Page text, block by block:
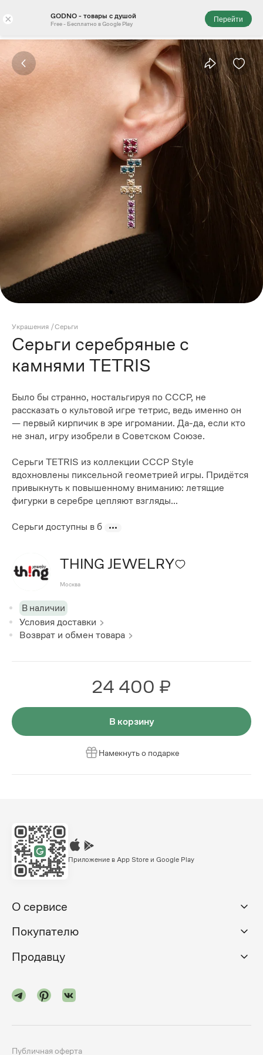
× GODNO - товары с душой
Free - Бесплатно в Google Play
Перейти
Украшения /Серьги
Серьги серебряные с
камнями TETRIS
Было бы странно, ностальгируя по СССР, не
рассказать о культовой игре тетрис, ведь именно он
— первый кирпичик в эре игромании. Да-да, если кто
не знал, игру изобрели в Советском Союзе.
Серьги TETRIS из коллекции СССР Style
вдохновлены пиксельной геометрией игры. Придётся
привыкнуть к повышенному вниманию: летящие
фигурки в серебре цепляют взгляды...
Серьги доступны в б
THING JEWELRY
Москва
В наличии
Условия доставки
Возврат и обмен товара
24 400 ₽
В корзину
Намекнуть о подарке
Приложение в App Store и Google Play
О сервисе
Покупателю
Продавцу
Публичная оферта